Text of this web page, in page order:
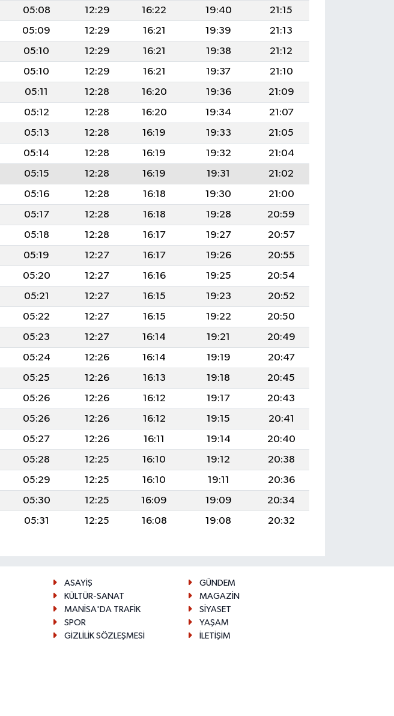
05:08 12:29 16:22 19:40
21:15
05:09 12:29 16:21 19:39
21:13
05:10 12:29 16:21 19:38
21:12
05:10 12:29 16:21 19:37
21:10
05:11 12:28 16:20 19:36
21:09
05:12 12:28 16:20 19:34
21:07
05:13 12:28 16:19 19:33
21:05
05:14 12:28 16:19 19:32
21:04
05:15 12:28 16:19 19:31
21:02
05:16 12:28 16:18 19:30
21:00
05:17 12:28 16:18 19:28
20:59
05:18 12:28 16:17 19:27
20:57
05:19 12:27 16:17 19:26
20:55
05:20 12:27 16:16 19:25
20:54
05:21 12:27 16:15 19:23
20:52
05:22 12:27 16:15 19:22
20:50
05:23 12:27 16:14 19:21
20:49
05:24 12:26 16:14 19:19
20:47
05:25 12:26 16:13 19:18
20:45
05:26 12:26 16:12 19:17
20:43
05:26 12:26 16:12 19:15
20:41
05:27 12:26 16:11 19:14
20:40
05:28 12:25 16:10 19:12
20:38
05:29 12:25 16:10 19:11
20:36
05:30 12:25 16:09 19:09
20:34
05:31 12:25 16:08 19:08 20:32
ASAYİŞ
GÜNDEM
KÜLTÜR-SANAT
MAGAZİN
MANİSA'DA TRAFİK
SİYASET
SPOR
YAŞAM
GİZLİLİK SÖZLEŞMESİ
İLETİŞİM